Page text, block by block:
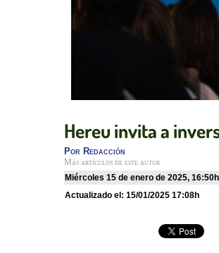
Hereu invita a
Por Redacción
Más artículos de este autor
miércoles 15 de enero de 2025, 16:50h
Actualizado el: 15/01/2025 17:08h